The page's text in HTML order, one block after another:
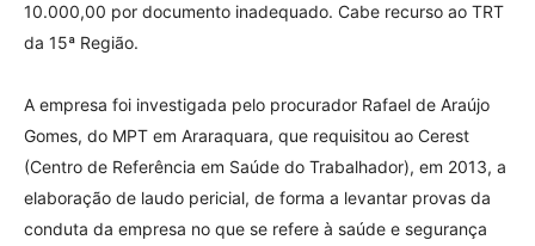
10.000,00 por documento inadequado. Cabe recurso ao TRT
da 15ª Região.
A empresa foi investigada pelo procurador Rafael de Araújo
Gomes, do MPT em Araraquara, que requisitou ao Cerest
(Centro de Referência em Saúde do Trabalhador), em 2013, a
elaboração de laudo pericial, de forma a levantar provas da
conduta da empresa no que se refere à saúde e segurança